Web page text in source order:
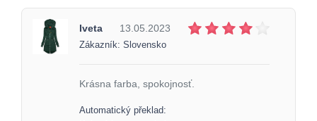
Iveta 13.05.2023
Zákazník: Slovensko
Krásna farba, spokojnosť.
Automatický překlad: